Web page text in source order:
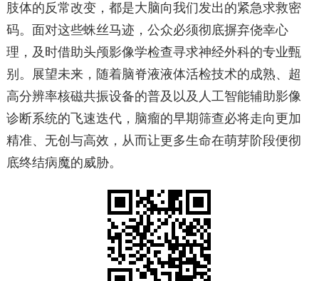
肢体的反常改变，都是大脑向我们发出的紧急求救密
码。面对这些蛛丝马迹，公众必须彻底摒弃侥幸心
理，及时借助头颅影像学检查寻求神经外科的专业甄
别。展望未来，随着脑脊液液体活检技术的成熟、超
高分辨率核磁共振设备的普及以及人工智能辅助影像
诊断系统的飞速迭代，脑瘤的早期筛查必将走向更加
精准、无创与高效，从而让更多生命在萌芽阶段便彻
底终结病魔的威胁。